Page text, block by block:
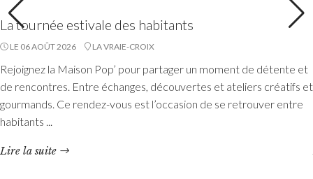
Accueils de loisirs : Ouverture des
réservations des mercredis de septembre à
décembre 2026
Les réservations des mercredis aux accueils de loisirs de
décembre 2026, sont ouvertes à partir du 20 juillet 2026
La tournée estivale des habitants
LE 06 AOÛT 2026 LA VRAIE-CROIX
Rejoignez la Maison Pop’ pour partager un moment de détente et
de rencontres. Entre échanges, découvertes et ateliers créatifs et
gourmands. Ce rendez-vous est l’occasion de se retrouver entre
habitants ...
Lire la suite